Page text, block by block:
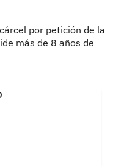
por petición de la
más de 8 años de